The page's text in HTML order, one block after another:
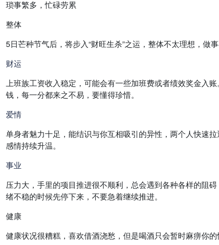
琐事繁多，忙碌劳累
整体
5日芒种节气后，将步入“财旺生杀”之运，整体不太理想，
财运
上班族工资收入稳定，可能会有一些加班费或者绩效奖金入
钱，每一分都来之不易，要懂得珍惜。
爱情
单身者魅力十足，能结识与你互相吸引的异性，两个人快速
感情持续升温。
事业
压力大，手里的项目推进很不顺利，总会遇到各种各样的阻
绪不稳的时候先停下来，不要急着继续推进。
健康
健康状况很糟糕，喜欢借酒浇愁，但是喝酒只会暂时麻痹你